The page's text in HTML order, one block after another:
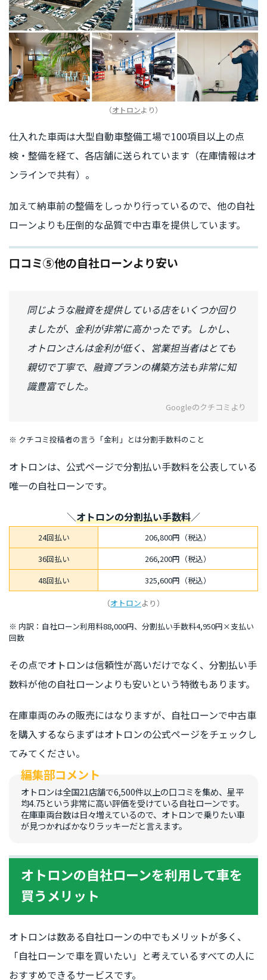
（オトロンより）
仕入れた車両は大型自動車整備工場で100項目以上の点
検・整備を経て、各店舗に送られています（在庫情報はオ
ンラインで共有）。
加えて納車前の整備をしっかり行っているので、他の自社
ローンよりも圧倒的な品質で中古車を提供しています。
口コミ⑤他の自社ローンより安い
同じような融資を提供している店をいくつか回り
ましたが、金利が非常に高かったです。しかし、
オトロンさんは金利が低く、営業担当者はとても
親切で丁寧で、融資プランの構築方法も非常に知
識豊富でした。
Googleのクチコミより
※ クチコミ投稿者の言う「金利」とは分割手数料のこと
オトロンは、公式ページで分割払い手数料を公表している
唯一の自社ローンです。
＼オトロンの分割払い手数料／
24回払い
206,800円（税込）
36回払い
266,200円（税込）
48回払い
325,600円（税込）
（オトロンより）
※ 内訳：自社ローン利用料88,000円、分割払い手数料4,950円×支払い
回数
その点でオトロンは信頼性が高いだけでなく、分割払い手
数料が他の自社ローンよりも安いという特徴もあります。
在庫車両のみの販売にはなりますが、自社ローンで中古車
を購入するならまずはオトロンの公式ページをチェックし
てみてください。
オトロンは全国21店舗で6,500件以上の口コミを集め、星平
均4.75という非常に高い評価を受けている自社ローンです。
在庫車両台数は日々増えているので、オトロンで乗りたい車
が見つかればかなりラッキーだと言えます。
オトロンの自社ローンを利用して車を
買うメリット
オトロンは数ある自社ローンの中でもメリットが多く、
「自社ローンで車を買いたい」と考えているすべての人に
おすすめできるサービスです。